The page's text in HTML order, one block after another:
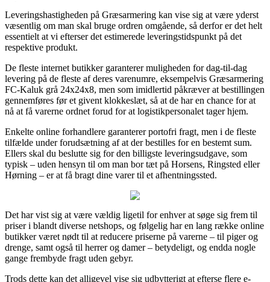
Leveringshastigheden på Græsarmering kan vise sig at være yderst
væsentlig om man skal bruge ordren omgående, så derfor er det helt
essentielt at vi efterser det estimerede leveringstidspunkt på det
respektive produkt.
De fleste internet butikker garanterer muligheden for dag-til-dag
levering på de fleste af deres varenumre, eksempelvis Græsarmering
FC-Kaluk grå 24x24x8, men som imidlertid påkræver at bestillingen
gennemføres før et givent klokkeslæt, så at de har en chance for at
nå at få varerne ordnet forud for at logistikpersonalet tager hjem.
Enkelte online forhandlere garanterer portofri fragt, men i de fleste
tilfælde under forudsætning af at der bestilles for en bestemt sum.
Ellers skal du beslutte sig for den billigste leveringsudgave, som
typisk – uden hensyn til om man bor tæt på Horsens, Ringsted eller
Hørning – er at få bragt dine varer til et afhentningssted.
Det har vist sig at være vældig ligetil for enhver at søge sig frem til
priser i blandt diverse netshops, og følgelig har en lang række online
butikker været nødt til at reducere priserne på varerne – til piger og
drenge, samt også til herrer og damer – betydeligt, og endda nogle
gange frembyde fragt uden gebyr.
Trods dette kan det alligevel vise sig udbytterigt at efterse flere e-